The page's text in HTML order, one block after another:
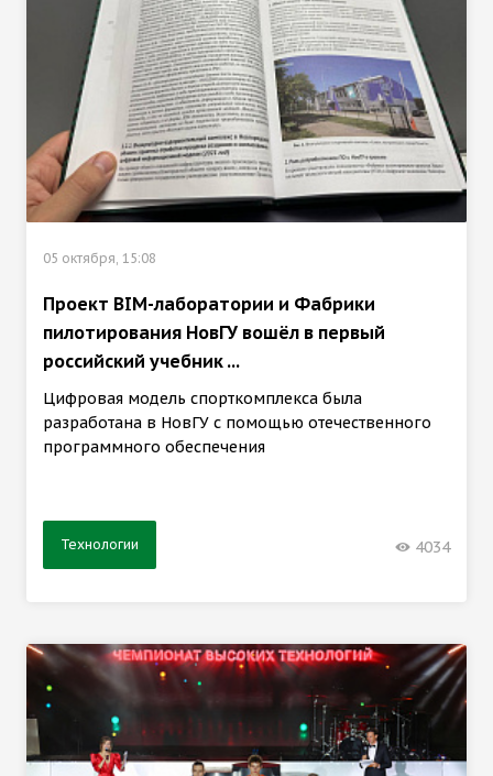
05 октября, 15:08
Проект BIM-лаборатории и Фабрики
пилотирования НовГУ вошёл в первый
российский учебник ...
Цифровая модель спорткомплекса была
разработана в НовГУ с помощью отечественного
программного обеспечения
Технологии 4034